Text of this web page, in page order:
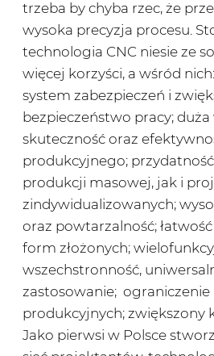
trzeba by chyba rzec, że
wysoka precyzja procesu.
technologia CNC niesie ze
więcej korzyści, a wśród
system zabezpieczeń i
bezpieczeństwo pracy;
skuteczność oraz
produkcyjnego;
produkcji masowej, jak i
zindywidualizowanych;
oraz powtarzalność;
form złożonych;
wszechstronność,
zastosowanie;
produkcyjnych; zwiększony
Jako pierwsi w Polsce